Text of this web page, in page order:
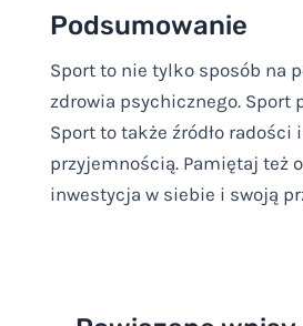
Podsumowanie
Sport to nie tylko sposób na
zdrowia psychicznego.
Sport to także źródło
przyjemnością. Pamiętaj też
inwestycja w siebie i swoją